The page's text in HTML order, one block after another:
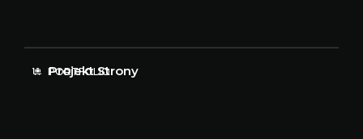
PORTFOLIO
Projekt Strony